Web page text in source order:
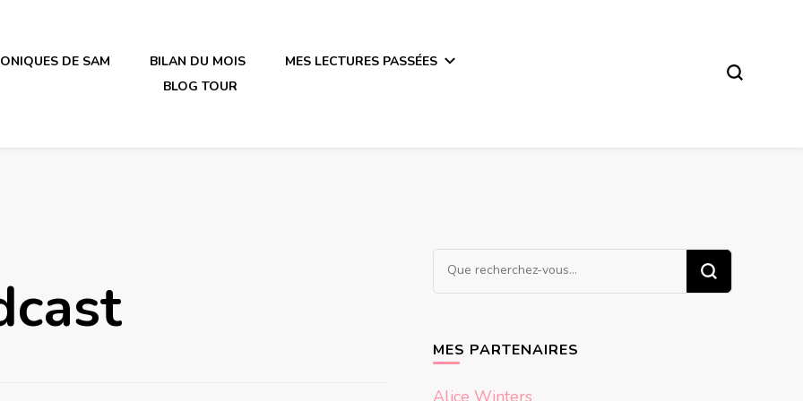
en plastique
DE SAM BILAN DU MOIS
MES LECTURES PASSÉES
BLOG TOUR
Vous
recherchiez
MES PARTENAIRES